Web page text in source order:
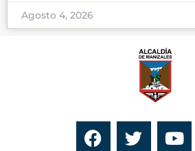
Agosto 4, 2026